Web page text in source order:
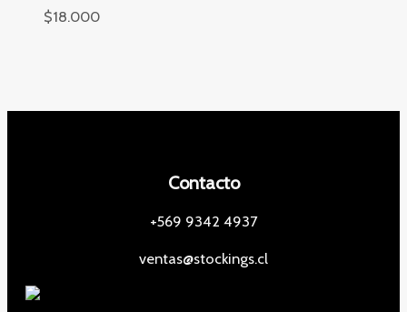
$18.000
Contacto
+569 9342 4937
ventas@stockings.cl